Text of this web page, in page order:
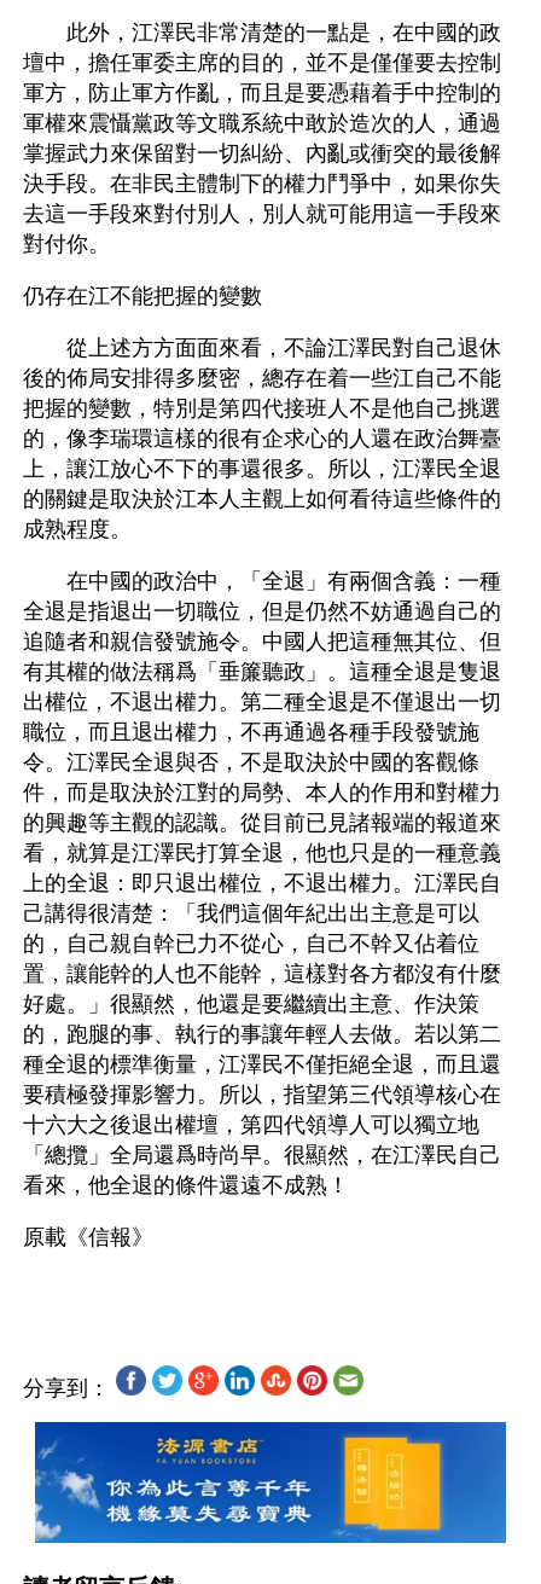
此外，江澤民非常清楚的一點是，在中國的政
壇中，擔任軍委主席的目的，並不是僅僅要去控制
軍方，防止軍方作亂，而且是要憑藉着手中控制的
軍權來震懾黨政等文職系統中敢於造次的人，通過
掌握武力來保留對一切糾紛、內亂或衝突的最後解
決手段。在非民主體制下的權力鬥爭中，如果你失
去這一手段來對付別人，別人就可能用這一手段來
對付你。
仍存在江不能把握的變數
從上述方方面面來看，不論江澤民對自己退休
後的佈局安排得多麼密，總存在着一些江自己不能
把握的變數，特別是第四代接班人不是他自己挑選
的，像李瑞環這樣的很有企求心的人還在政治舞臺
上，讓江放心不下的事還很多。所以，江澤民全退
的關鍵是取決於江本人主觀上如何看待這些條件的
成熟程度。
在中國的政治中，「全退」有兩個含義：一種
全退是指退出一切職位，但是仍然不妨通過自己的
追隨者和親信發號施令。中國人把這種無其位、但
有其權的做法稱爲「垂簾聽政」。這種全退是隻退
出權位，不退出權力。第二種全退是不僅退出一切
職位，而且退出權力，不再通過各種手段發號施
令。江澤民全退與否，不是取決於中國的客觀條
件，而是取決於江對的局勢、本人的作用和對權力
的興趣等主觀的認識。從目前已見諸報端的報道來
看，就算是江澤民打算全退，他也只是的一種意義
上的全退：即只退出權位，不退出權力。江澤民自
己講得很清楚：「我們這個年紀出出主意是可以
的，自己親自幹已力不從心，自己不幹又佔着位
置，讓能幹的人也不能幹，這樣對各方都沒有什麼
好處。」很顯然，他還是要繼續出主意、作決策
的，跑腿的事、執行的事讓年輕人去做。若以第二
種全退的標準衡量，江澤民不僅拒絕全退，而且還
要積極發揮影響力。所以，指望第三代領導核心在
十六大之後退出權壇，第四代領導人可以獨立地
「總攬」全局還爲時尚早。很顯然，在江澤民自己
看來，他全退的條件還遠不成熟！
原載《信報》
分享到：